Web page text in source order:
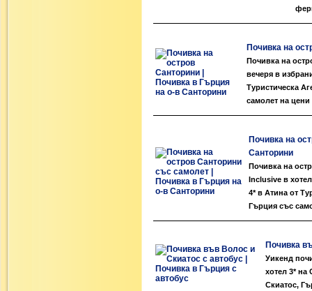
Почивка на
Почивка на
вечеря в
Туристическа
самолет на цени
Почивка на
Санторини
Почивка на
Inclusive в
4* в Атина от
Гърция със
Почивка
Уикенд
хотел 3* на
Скиатос,